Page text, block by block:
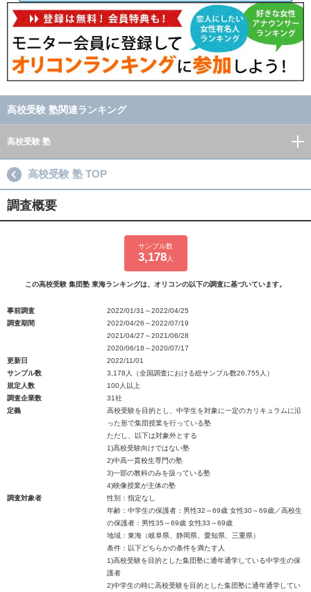
高校受験 塾関連ランキング
高校受験 塾
高校受験 塾 TOP
調査概要
サンプル数
3,178人
この高校受験 集団塾 東海ランキングは、オリコンの以下の調査に基づいています。
事前調査
2022/01/31～2022/04/25
調査期間
2022/04/26～2022/07/19
2021/04/27～2021/06/28
2020/06/18～2020/07/17
更新日
2022/11/01
サンプル数
3,178人（全国調査における総サンプル数26,755人）
規定人数
100人以上
調査企業数
31社
定義
高校受験を目的とし、中学生を対象に一定のカリキュラムに沿
った形で集団授業を行っている塾
ただし、以下は対象外とする
1)高校受験向けではない塾
2)中高一貫校生専門の塾
3)一部の教科のみを扱っている塾
4)映像授業が主体の塾
調査対象者
性別：指定なし
年齢：中学生の保護者：男性32～69歳 女性30～69歳／高校生
の保護者：男性35～69歳 女性33～69歳
地域：東海（岐阜県、静岡県、愛知県、三重県）
条件：以下どちらかの条件を満たす人
1)高校受験を目的とした集団塾に通年通学している中学生の保
護者
2)中学生の時に高校受験を目的とした集団塾に通年通学してい